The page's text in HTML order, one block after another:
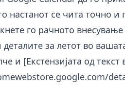
настанот се чита точно и
го рачното
деталите за летот во
и [Екстензијата од